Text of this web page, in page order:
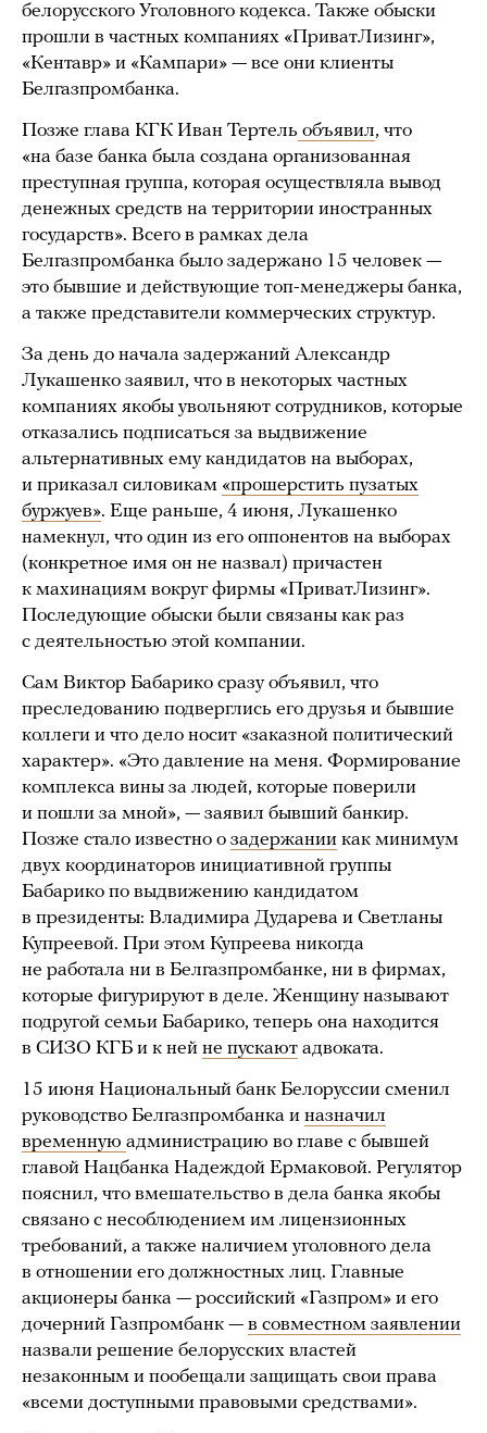
белорусского Уголовного кодекса. Также обыски
прошли в частных компаниях «ПриватЛизинг»,
«Кентавр» и «Кампари» — все они клиенты
Белгазпромбанка.
Позже глава КГК Иван Тертель объявил, что
«на базе банка была создана организованная
преступная группа, которая осуществляла вывод
денежных средств на территории иностранных
государств». Всего в рамках дела
Белгазпромбанка было задержано 15 человек —
это бывшие и действующие топ-менеджеры банка,
а также представители коммерческих структур.
За день до начала задержаний Александр
Лукашенко заявил, что в некоторых частных
компаниях якобы увольняют сотрудников, которые
отказались подписаться за выдвижение
альтернативных ему кандидатов на выборах,
и приказал силовикам «прошерстить пузатых
буржуев». Еще раньше, 4 июня, Лукашенко
намекнул, что один из его оппонентов на выборах
(конкретное имя он не назвал) причастен
к махинациям вокруг фирмы «ПриватЛизинг».
Последующие обыски были связаны как раз
с деятельностью этой компании.
Сам Виктор Бабарико сразу объявил, что
преследованию подверглись его друзья и бывшие
коллеги и что дело носит «заказной политический
характер». «Это давление на меня. Формирование
комплекса вины за людей, которые поверили
и пошли за мной», — заявил бывший банкир.
Позже стало известно о задержании как минимум
двух координаторов инициативной группы
Бабарико по выдвижению кандидатом
в президенты: Владимира Дударева и Светланы
Купреевой. При этом Купреева никогда
не работала ни в Белгазпромбанке, ни в фирмах,
которые фигурируют в деле. Женщину называют
подругой семьи Бабарико, теперь она находится
в СИЗО КГБ и к ней не пускают адвоката.
15 июня Национальный банк Белоруссии сменил
руководство Белгазпромбанка и назначил
временную администрацию во главе с бывшей
главой Нацбанка Надеждой Ермаковой. Регулятор
пояснил, что вмешательство в дела банка якобы
связано с несоблюдением им лицензионных
требований, а также наличием уголовного дела
в отношении его должностных лиц. Главные
акционеры банка — российский «Газпром» и его
дочерний Газпромбанк — в совместном заявлении
назвали решение белорусских властей
незаконным и пообещали защищать свои права
«всеми доступными правовыми средствами».